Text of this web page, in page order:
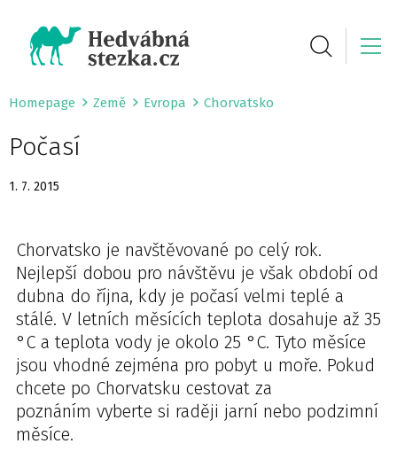
Homepage Země Evropa Chorvatsko
Počasí
1. 7. 2015
Chorvatsko je navštěvované po celý rok.
Nejlepší dobou pro návštěvu je však období od
dubna do října, kdy je počasí velmi teplé a
stálé. V letních měsících teplota dosahuje až 35
°C a teplota vody je okolo 25 °C. Tyto měsíce
jsou vhodné zejména pro pobyt u moře. Pokud
chcete po Chorvatsku cestovat za
poznáním vyberte si raději jarní nebo podzimní
měsíce.